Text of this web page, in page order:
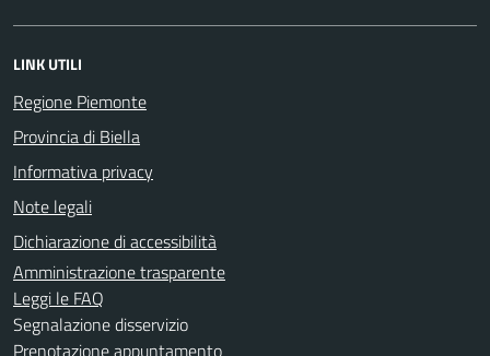
LINK UTILI
Regione Piemonte
Provincia di Biella
Informativa privacy
Note legali
Dichiarazione di accessibilità
Amministrazione trasparente
Leggi le FAQ
Segnalazione disservizio
Prenotazione appuntamento